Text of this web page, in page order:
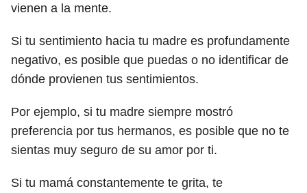
vienen a la mente.
Si tu sentimiento hacia tu madre es profundamente
negativo, es posible que puedas o no identificar de
dónde provienen tus sentimientos.
Por ejemplo, si tu madre siempre mostró
preferencia por tus hermanos, es posible que no te
sientas muy seguro de su amor por ti.
Si tu mamá constantemente te grita, te